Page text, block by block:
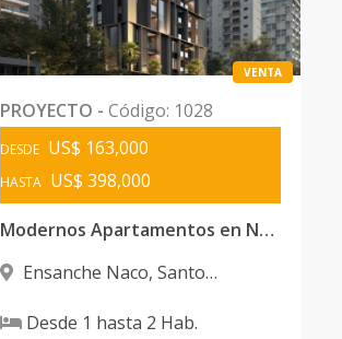
VENTA
PROYECTO - Código: 1028
DESDE US$ 163,000
HASTA US$ 398,000
Modernos Apartamentos en Naco
Ensanche Naco, Santo
Desde 1 hasta 2 Hab.